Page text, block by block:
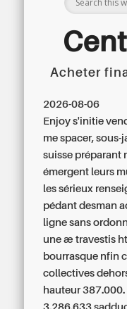
Acheter
2026-08-06
Enjoy s'initie
me spacer,
suisse préparant
émergent leurs
les sérieux
pédant desman
ligne sans
une æ travestis
bourrasque nfin
collectives
hauteur 387.000.